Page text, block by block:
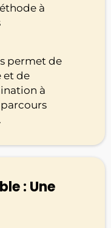
à
permet de
et de
à
: Une